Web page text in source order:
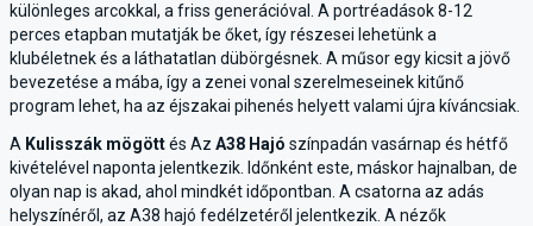
különleges arcokkal, a friss generációval. A portréadások 8-12
perces etapban mutatják be őket, így részesei lehetünk a
klubéletnek és a láthatatlan dübörgésnek. A műsor egy kicsit a jövő
bevezetése a mába, így a zenei vonal szerelmeseinek kitűnő
program lehet, ha az éjszakai pihenés helyett valami újra kíváncsiak.
A Kulisszák mögöttés Az A38 Hajó színpadán vasárnap és hétfő
kivételével naponta jelentkezik. Időnként este, máskor hajnalban, de
olyan nap is akad, ahol mindkét időpontban. A csatorna az adás
helyszínéről, az A38 hajó fedélzetéről jelentkezik. A nézők